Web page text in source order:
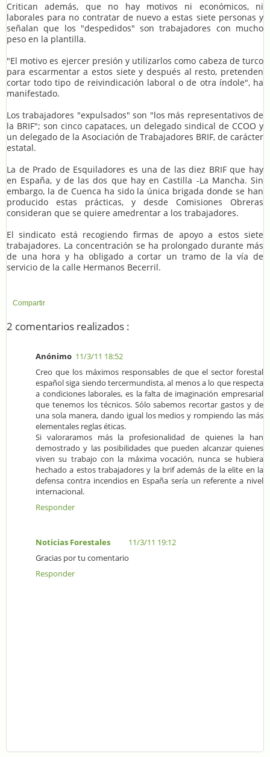
Critican además, que no hay motivos ni económicos, ni
laborales para no contratar de nuevo a estas siete personas y
señalan que los "despedidos" son trabajadores con mucho
peso en la plantilla.
"El motivo es ejercer presión y utilizarlos como cabeza de turco
para escarmentar a estos siete y después al resto, pretenden
cortar todo tipo de reivindicación laboral o de otra índole", ha
manifestado.
Los trabajadores "expulsados" son "los más representativos de
la BRIF"; son cinco capataces, un delegado sindical de CCOO y
un delegado de la Asociación de Trabajadores BRIF, de carácter
estatal.
La de Prado de Esquiladores es una de las diez BRIF que hay
en España, y de las dos que hay en Castilla -La Mancha. Sin
embargo, la de Cuenca ha sido la única brigada donde se han
producido estas prácticas, y desde Comisiones Obreras
consideran que se quiere amedrentar a los trabajadores.
El sindicato está recogiendo firmas de apoyo a estos siete
trabajadores. La concentración se ha prolongado durante más
de una hora y ha obligado a cortar un tramo de la vía de
servicio de la calle Hermanos Becerril.
Compartir
2 comentarios realizados :
Anónimo 11/3/11 18:52
Creo que los máximos responsables de que el sector forestal
español siga siendo tercermundista, al menos a lo que respecta
a condiciones laborales, es la falta de imaginación empresarial
que tenemos los técnicos. Sólo sabemos recortar gastos y de
una sola manera, dando igual los medios y rompiendo las más
elementales reglas éticas.
Si valoraramos más la profesionalidad de quienes la han
demostrado y las posibilidades que pueden alcanzar quienes
viven su trabajo con la máxima vocación, nunca se hubiera
hechado a estos trabajadores y la brif además de la elite en la
defensa contra incendios en España sería un referente a nivel
internacional.
Responder
Noticias Forestales
11/3/11 19:12
Gracias por tu comentario
Responder